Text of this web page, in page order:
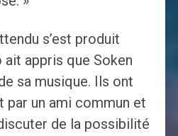
s’est produit
appris que Soken
sa musique. Ils ont
par un ami commun et
de la possibilité